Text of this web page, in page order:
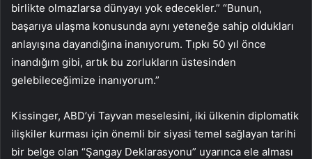
birlikte olmazlarsa dünyayı yok edecekler.” “Bunun,
başarıya ulaşma konusunda aynı yeteneğe sahip oldukları
anlayışına dayandığına inanıyorum. Tıpkı 50 yıl önce
inandığım gibi, artık bu zorlukların üstesinden
gelebileceğimize inanıyorum.”
Kissinger, ABD’yi Tayvan meselesini, iki ülkenin diplomatik
ilişkiler kurması için önemli bir siyasi temel sağlayan tarihi
bir belge olan “Şangay Deklarasyonu” uyarınca ele alması